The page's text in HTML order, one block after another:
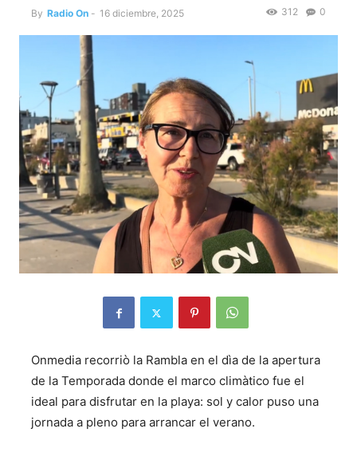
By Radio On - 16 diciembre, 2025 0
312
Onmedia recorriò la Rambla en el dìa de la apertura
de la Temporada donde el marco climàtico fue el
ideal para disfrutar en la playa: sol y calor puso una
jornada a pleno para arrancar el verano.